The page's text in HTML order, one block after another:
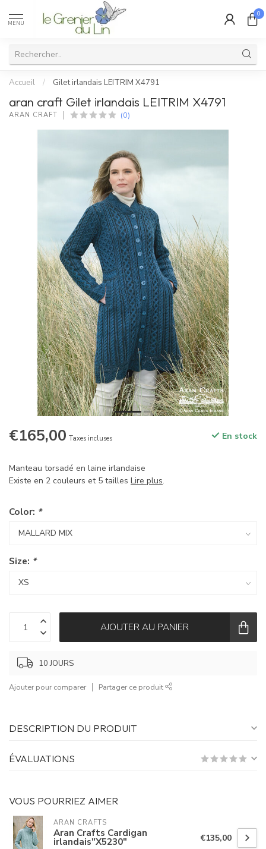
MENU
0
Accueil / Gilet irlandais LEITRIM X4791
aran craft Gilet irlandais LEITRIM X4791
ARAN CRAFT (0)
€165,00 Taxes incluses En stock
Manteau torsadé en laine irlandaise
Existe en 2 couleurs et 5 tailles Lire plus.
Color: *
Size: *
AJOUTER AU PANIER
10 JOURS
Ajouter pour comparer Partager ce produit
DESCRIPTION DU PRODUIT
ÉVALUATIONS
VOUS POURRIEZ AIMER
ARAN CRAFTS
Aran Crafts Cardigan
irlandais"X5230" €135,00